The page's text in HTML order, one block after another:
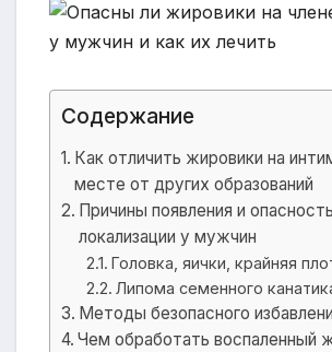
Содержание
Как отличить жировики на
месте от других образований
Причины появления и опасность
локализации у мужчин
Головка, яички, крайняя
Липома семенного
Методы безопасного
Чем обработать воспаленный